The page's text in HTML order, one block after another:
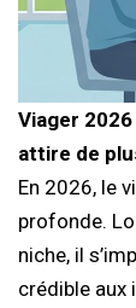
Viager
attire de
En 2026, le
profonde.
niche, il
crédible